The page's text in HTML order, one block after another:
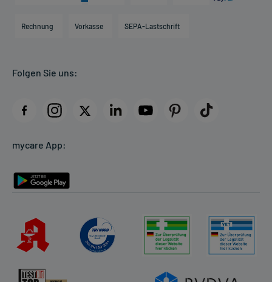
Direktabrechnung PKV
AGB
Datenschutz
Rückgabe/Widerruf
Rechnung Vorkasse SEPA-Lastschrift
Folgen Sie uns:
mycare App: